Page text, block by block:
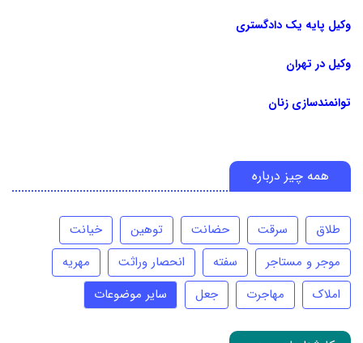
وکیل پایه یک دادگستری
وکیل در تهران
توانمندسازی زنان
همه چیز درباره
طلاق سرقت حضانت توهین
خیانت
موجر و مستاجر
سفته انحصار وراثت
مهریه
املاک
مهاجرت جعل سایر موضوعات